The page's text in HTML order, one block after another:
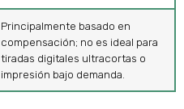
Principalmente basado en
compensación; no es ideal para
tiradas digitales ultracortas o
impresión bajo demanda.